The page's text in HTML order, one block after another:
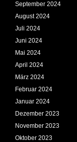
September 2024
August 2024
Juli 2024
Juni 2024
Mai 2024
April 2024
März 2024
Februar 2024
Januar 2024
Dezember 2023
November 2023
Oktober 2023